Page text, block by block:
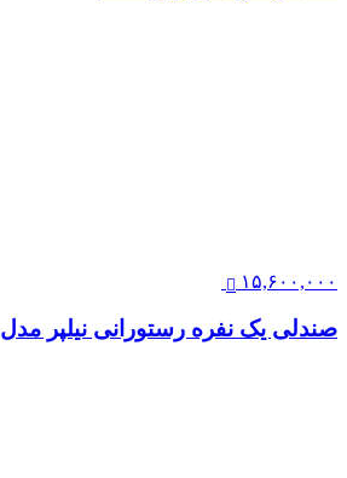
۱۵,۶۰۰,۰۰۰
صندلی یک نفره رستورانی نیلپر مدل REF 445